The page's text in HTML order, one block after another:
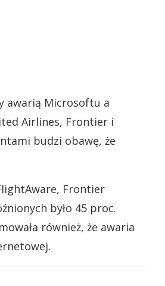
awarią Microsoftu a
Airlines, Frontier i
budzi obawę, że
Frontier
było 45 proc.
również, że awaria